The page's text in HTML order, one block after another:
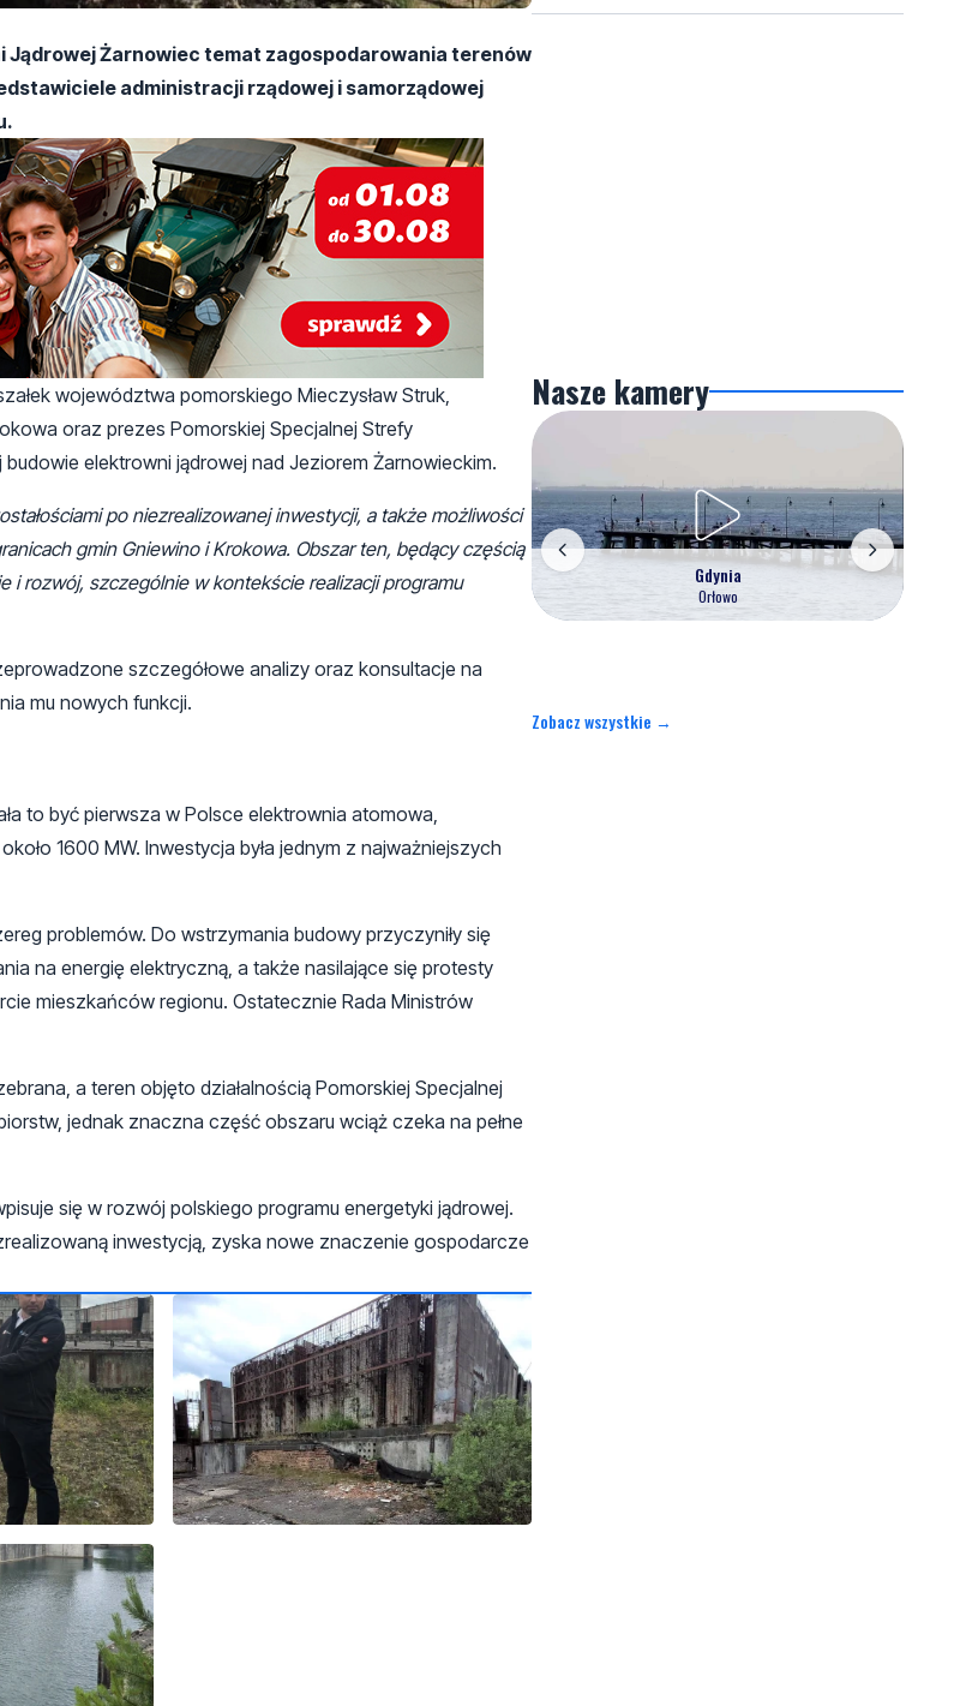
Żarnowiec temat zagospodarowania terenów
administracji rządowej i samorządowej
województwa pomorskiego Mieczysław Struk,
oraz prezes Pomorskiej Specjalnej Strefy
elektrowni jądrowej nad Jeziorem Żarnowieckim.
po niezrealizowanej inwestycji, a także możliwości
gmin Gniewino i Krokowa. Obszar ten, będący częścią
i rozwój, szczególnie w kontekście realizacji programu
szczegółowe analizy oraz konsultacje na
mu nowych funkcji.
to być pierwsza w Polsce elektrownia atomowa,
1600 MW. Inwestycja była jednym z najważniejszych
problemów. Do wstrzymania budowy przyczyniły się
na energię elektryczną, a także nasilające się protesty
mieszkańców regionu. Ostatecznie Rada Ministrów
a teren objęto działalnością Pomorskiej Specjalnej
jednak znaczna część obszaru wciąż czeka na pełne
się w rozwój polskiego programu energetyki jądrowej.
inwestycją, zyska nowe znaczenie gospodarcze
Nasze kamery
Gdynia
Orłowo
Zobacz wszystkie →